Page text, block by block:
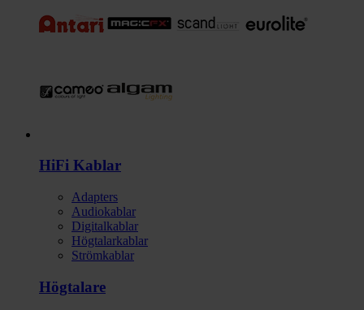
HiFi Kablar
Adapters
Audiokablar
Digitalkablar
Högtalarkablar
Strömkablar
Högtalare